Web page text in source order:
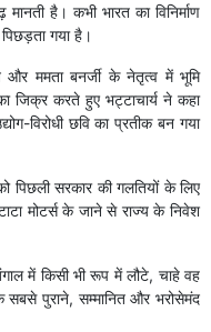
है। कभी भारत का विनिर्माण
गया है।
ममता बनर्जी के नेतृत्व में भूमि
जिक्र करते हुए भट्टाचार्य ने कहा
विरोधी छवि का प्रतीक बन गया
पिछली सरकार की गलतियों के लिए
मोटर्स के जाने से राज्य के निवेश
में किसी भी रूप में लौटे, चाहे वह
सबसे पुराने, सम्मानित और भरोसेमंद